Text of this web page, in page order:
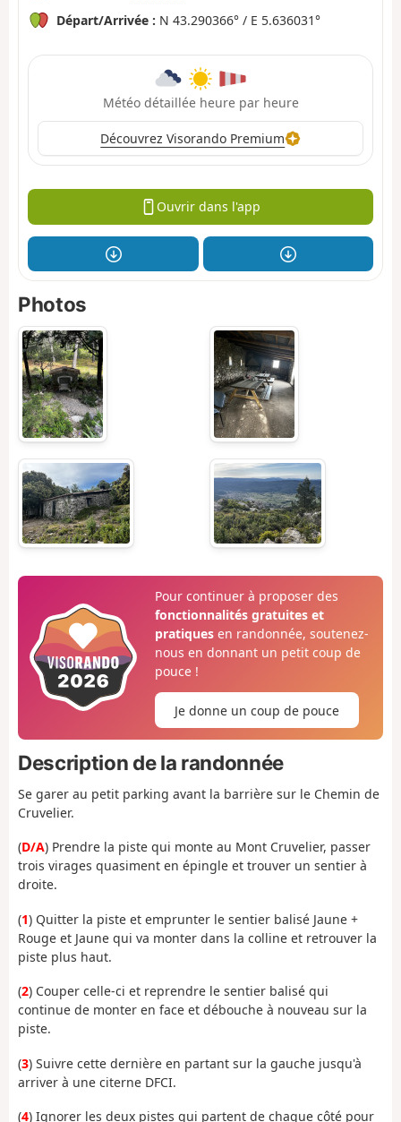
Départ/Arrivée : N 43.290366° / E 5.636031°
Météo détaillée heure par heure
Découvrez Visorando Premium
Ouvrir dans l'app
Photos
Pour continuer à proposer des
fonctionnalités gratuites et
pratiquesen randonnée, soutenez-
nous en donnant un petit coup de
pouce !
Je donne un coup de pouce
Description de la randonnée
Se garer au petit parking avant la barrière sur le Chemin de
Cruvelier.
(D/A) Prendre la piste qui monte au Mont Cruvelier, passer
trois virages quasiment en épingle et trouver un sentier à
droite.
(1) Quitter la piste et emprunter le sentier balisé Jaune +
Rouge et Jaune qui va monter dans la colline et retrouver la
piste plus haut.
(2) Couper celle-ci et reprendre le sentier balisé qui
continue de monter en face et débouche à nouveau sur la
piste.
(3) Suivre cette dernière en partant sur la gauche jusqu'à
arriver à une citerne DFCI.
(4) Ignorer les deux pistes qui partent de chaque côté pour